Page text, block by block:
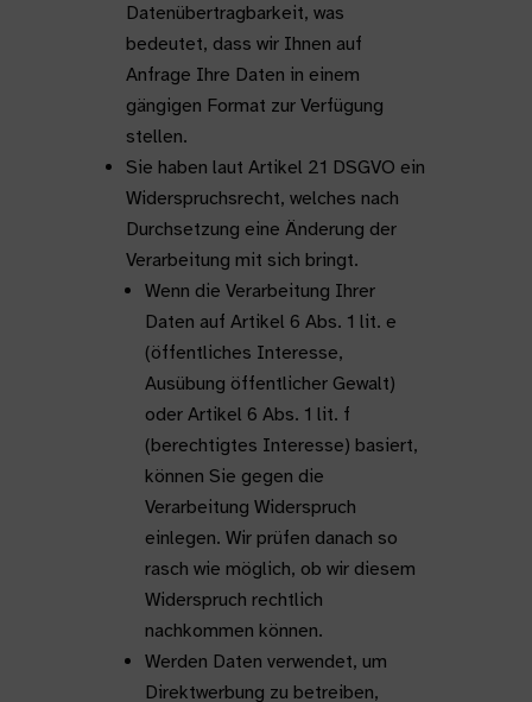
Datenübertragbarkeit, was
bedeutet, dass wir Ihnen auf
Anfrage Ihre Daten in einem
gängigen Format zur Verfügung
stellen.
Sie haben laut Artikel 21 DSGVO ein
Widerspruchsrecht, welches nach
Durchsetzung eine Änderung der
Verarbeitung mit sich bringt.
Wenn die Verarbeitung Ihrer
Daten auf Artikel 6 Abs. 1 lit. e
(öffentliches Interesse,
Ausübung öffentlicher Gewalt)
oder Artikel 6 Abs. 1 lit. f
(berechtigtes Interesse) basiert,
können Sie gegen die
Verarbeitung Widerspruch
einlegen. Wir prüfen danach so
rasch wie möglich, ob wir diesem
Widerspruch rechtlich
nachkommen können.
Werden Daten verwendet, um
Direktwerbung zu betreiben,